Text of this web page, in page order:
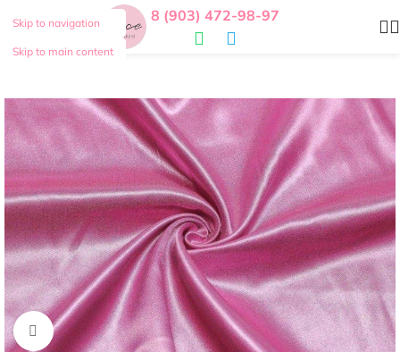
Skip to navigation
Skip to main content
8 (903) 472-98-97
Нажмите, чтобы увеличить